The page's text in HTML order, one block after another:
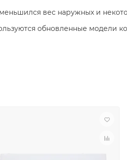
вес наружных и
обновленные модели